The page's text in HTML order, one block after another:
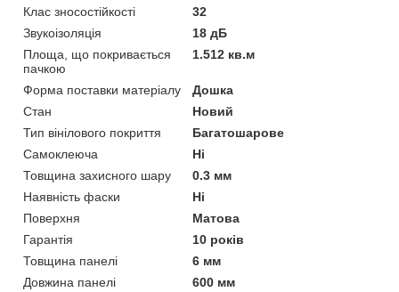
Клас зносостійкості
32
Звукоізоляція
18 дБ
Площа, що покривається
пачкою
1.512 кв.м
Форма поставки матеріалу
Дошка
Стан
Новий
Тип вінілового покриття
Багатошарове
Самоклеюча
Ні
Товщина захисного шару
0.3 мм
Наявність фаски
Ні
Поверхня
Матова
Гарантія
10 років
Товщина панелі
6 мм
Довжина панелі
600 мм